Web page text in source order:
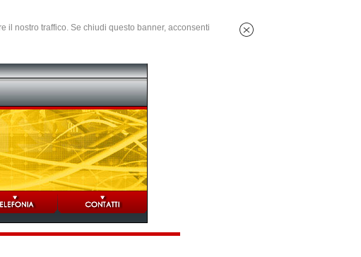
il nostro traffico. Se chiudi questo banner, acconsenti